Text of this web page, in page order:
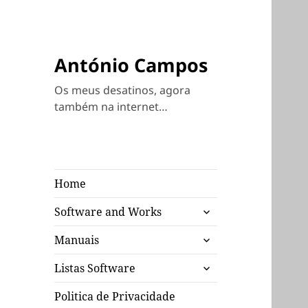
António Campos
Os meus desatinos, agora
também na internet…
Home
Software and Works
expandir
submenu
Manuais
expandir
submenu
Listas Software
expandir
submenu
Politica de Privacidade